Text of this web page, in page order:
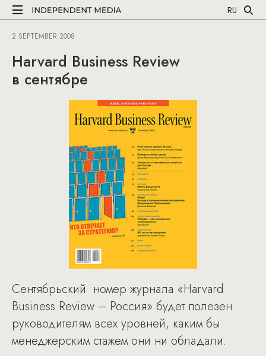
RU
2 SEPTEMBER 2008
Harvard Business Review
в сентябре
Сентябрьский номер журнала «Harvard
Business Review – Россия» будет полезен
руководителям всех уровней, каким бы
менеджерским стажем они ни обладали.